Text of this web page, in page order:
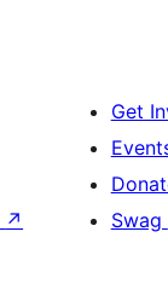
↗
Get
Swag